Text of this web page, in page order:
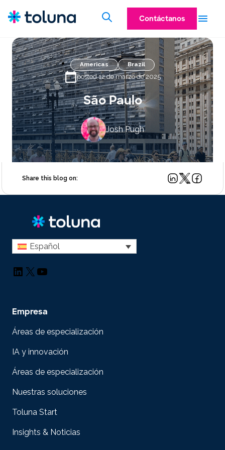
Contáctanos
Americas Brazil
posted 12 de marzo de 2025
São Paulo
Josh Pugh
Share this blog on:
Español
LinkedIn
X YouTube
Empresa
Áreas de especialización
IA y innovación
Áreas de especialización
Nuestras soluciones
Toluna Start
Insights & Noticias